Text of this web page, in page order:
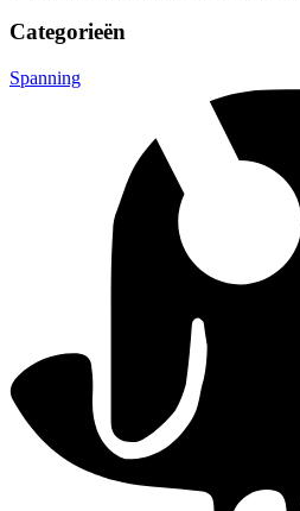
Categorieën
Spanning